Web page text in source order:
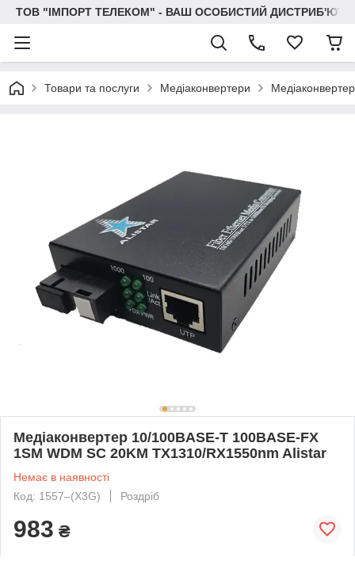
ТОВ "IМПОРТ ТЕЛЕКОМ" - ВАШ ОСОБИСТИЙ
Товари та послуги Медiаконвертери
Медіаконвертер 10/100BASE-T 100BASE-FX
1SM WDM SC 20KM TX1310/RX1550nm Alistar
Немає в наявності
Код: 1557‒(X3G)
Роздріб
983 ₴